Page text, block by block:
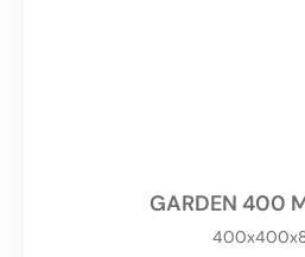
GARDEN 400